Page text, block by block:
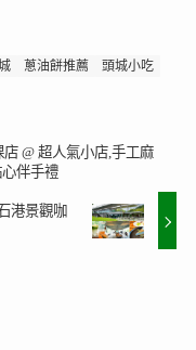
蔥油餅推薦
頭城小吃
@ 超人氣小店,手工麻
伴手禮
港景觀咖